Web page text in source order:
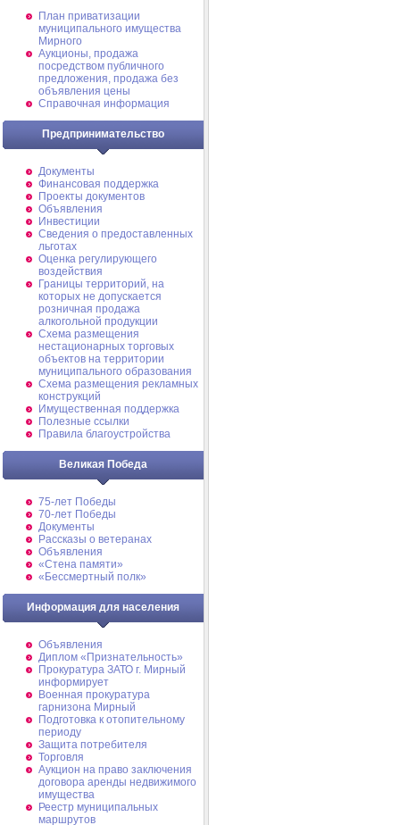
План приватизации
муниципального имущества
Мирного
Аукционы, продажа
посредством публичного
предложения, продажа без
объявления цены
Справочная информация
Предпринимательство
Документы
Финансовая поддержка
Проекты документов
Объявления
Инвестиции
Сведения о предоставленных
льготах
Оценка регулирующего
воздействия
Границы территорий, на
которых не допускается
розничная продажа
алкогольной продукции
Схема размещения
нестационарных торговых
объектов на территории
муниципального образования
Схема размещения рекламных
конструкций
Имущественная поддержка
Полезные ссылки
Правила благоустройства
Великая Победа
75-лет Победы
70-лет Победы
Документы
Рассказы о ветеранах
Объявления
«Стена памяти»
«Бессмертный полк»
Информация для населения
Объявления
Диплом «Признательность»
Прокуратура ЗАТО г. Мирный
информирует
Военная прокуратура
гарнизона Мирный
Подготовка к отопительному
периоду
Защита потребителя
Торговля
Аукцион на право заключения
договора аренды недвижимого
имущества
Реестр муниципальных
маршрутов